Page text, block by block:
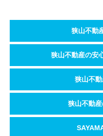
狭山不動
狭山不動産の安
狭山不
狭山不動